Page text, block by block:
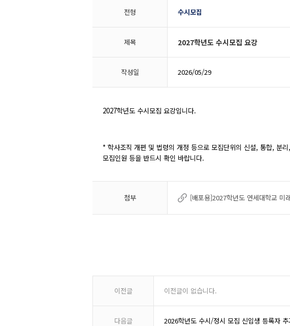
전형 수시모집
제목 2027학년도 수시모집 요강
작성일 2026/05/29
2027학년도 수시모집 요강입니다.
* 학사조직 개편 및 법령의 개정 등으로 모집단위의 신설, 통합, 분
모집인원 등을 반드시 확인 바랍니다.
첨부 [배포용]2027학년도 연세대학교 미
이전글 이전글이 없습니다.
다음글 2026학년도 수시/정시 모집 신입생 등록자